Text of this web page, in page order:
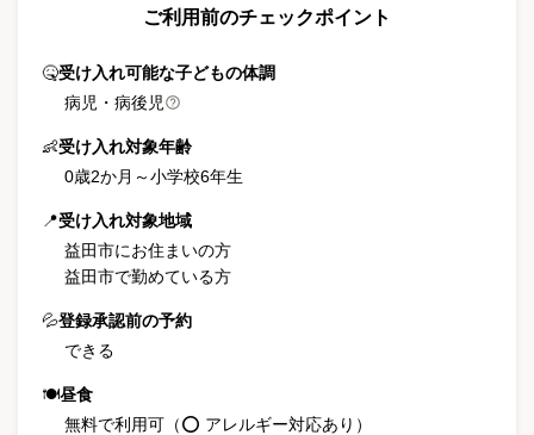
ご利用前のチェックポイント
🤒受け入れ可能な子どもの体調
病児・病後児
👶受け入れ対象年齢
0歳2か月 ～小学校6年生
📍受け入れ対象地域
益田市にお住まいの方
益田市で勤めている方
💦登録承認前の予約
できる
🍽昼食
無料で利用可（⭕ アレルギー対応あり）